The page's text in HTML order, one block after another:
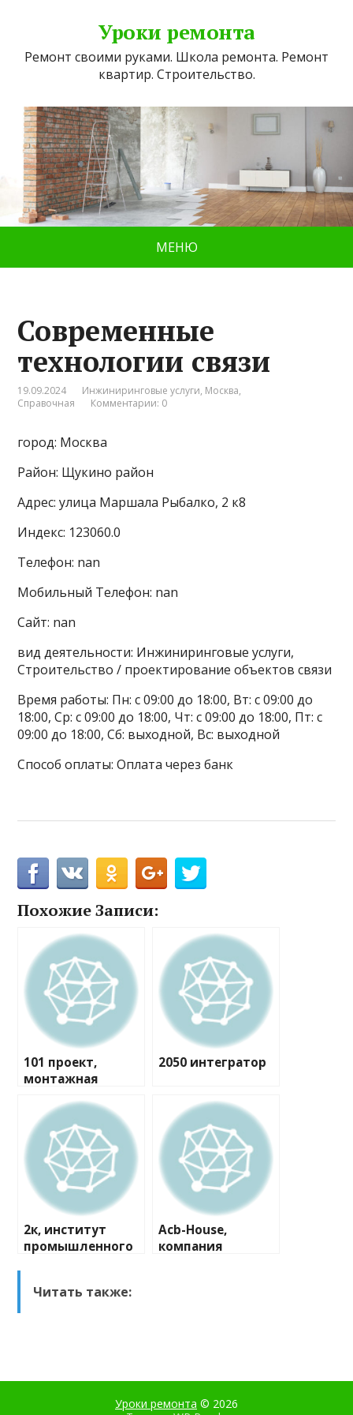
Уроки ремонта
Ремонт своими руками. Школа ремонта. Ремонт
квартир. Строительство.
МЕНЮ
Современные
технологии связи
19.09.2024 Инжиниринговые услуги, Москва,
Справочная
Комментарии: 0
город: Москва
Район: Щукино район
Адрес: улица Маршала Рыбалко, 2 к8
Индекс: 123060.0
Телефон: nan
Мобильный Телефон: nan
Сайт: nan
вид деятельности: Инжиниринговые услуги,
Строительство / проектирование объектов связи
Время работы: Пн: с 09:00 до 18:00, Вт: с 09:00 до
18:00, Ср: с 09:00 до 18:00, Чт: с 09:00 до 18:00, Пт: с
09:00 до 18:00, Сб: выходной, Вс: выходной
Способ оплаты: Оплата через банк
Похожие Записи:
101 проект,
монтажная
2050 интегратор
2к, институт
промышленного
Acb-House,
компания
Читать также:
Уроки ремонта © 2026